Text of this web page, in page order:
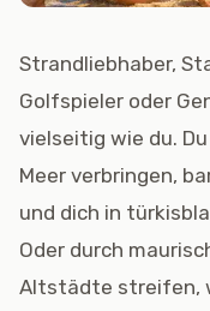
Strandliebhaber,
Golfspieler oder
vielseitig wie du.
Meer verbringen,
und dich in
Oder durch
Altstädte streifen,